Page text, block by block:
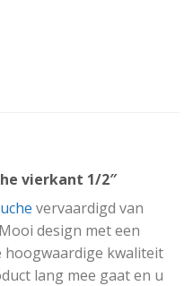
vierkant 1/2″
vervaardigd van
design met een
hoogwaardige kwaliteit
lang mee gaat en u